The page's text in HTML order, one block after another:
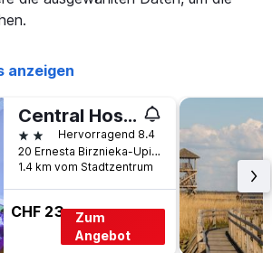
anzeigen
Central Hostel
2 SterneHervorragend 8.4
20 Ernesta Birznieka-Upiša Iela, Riga, Lettland
1.4 km vom Stadtzentrum
CHF 23
Zum
Angebot